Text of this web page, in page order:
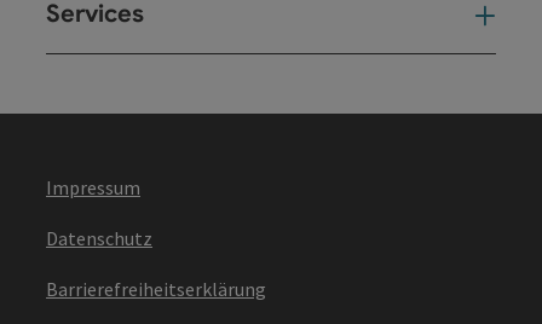
Services
Impressum
Datenschutz
Barrierefreiheitserklärung